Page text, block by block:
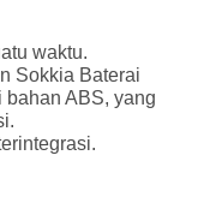
waktu.
Sokkia Baterai
ABS, yang